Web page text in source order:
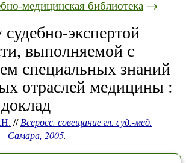
медицинская библиотека →
экспертой
выполняемой с
специальных знаний
отраслей медицины :
//Всеросс. совещание гл. суд.-мед.
Самара, 2005.